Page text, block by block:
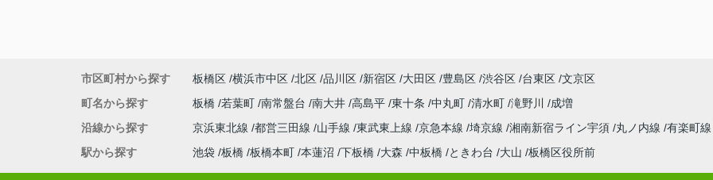
市区町村から探す 板橋区 横浜市中区 北区 品川区 新宿区 大田区 豊島区 渋谷区 台東区 文京区
町名から探す
板橋 若葉町 南常盤台 南大井 高島平 東十条 中丸町 清水町 滝野川
成増
沿線から探す
京浜東北線 都営三田線 山手線 東武東上線 京急本線 埼京線 湘南新宿ライン宇須 丸ノ内線 有楽町
駅から探す
池袋 板橋 板橋本町 本蓮沼 下板橋 大森 中板橋 ときわ台 大山 板橋区役所前